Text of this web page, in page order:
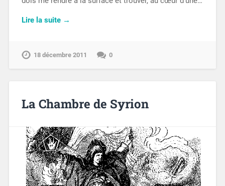
Lire la suite →
18 décembre 2011 0
La Chambre de Syrion